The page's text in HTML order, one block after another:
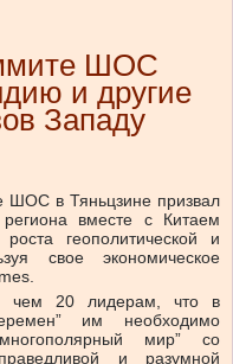
ШОС
и другие
Западу
ШОС в Тяньцзине призвал
вместе с Китаем
геополитической и
свое экономическое
чем 20 лидерам, что в
им необходимо
мир” со
и разумной